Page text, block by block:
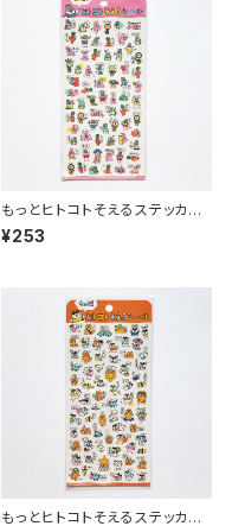
もっとヒトコトそえるステッカー
シール 82793 うさぎたち
ピンク
¥253
もっとヒトコトそえるステッカー